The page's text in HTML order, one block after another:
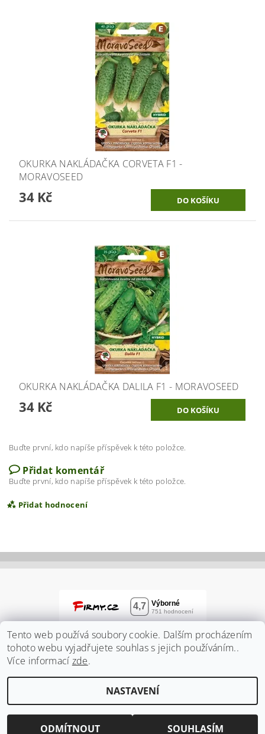
OKURKA NAKLÁDAČKA CORVETA F1 -
MORAVOSEED
34 Kč
OKURKA NAKLÁDAČKA DALILA F1 - MORAVOSEED
34 Kč
Buďte první, kdo napíše příspěvek k této položce.
Přidat komentář
Buďte první, kdo napíše příspěvek k této položce.
Přidat hodnocení
Vložením hodnocení souhlasíte spodmínkami
ochrany osobních údajů
2026 ©Zahradnidum.cz, všechna práva vyhrazena
Tento web používá soubory cookie. Dalším procházením
tohoto webu vyjadřujete souhlas s jejich používáním..
Více informací zde.
NASTAVENÍ
ODMÍTNOUT SOUHLASÍM